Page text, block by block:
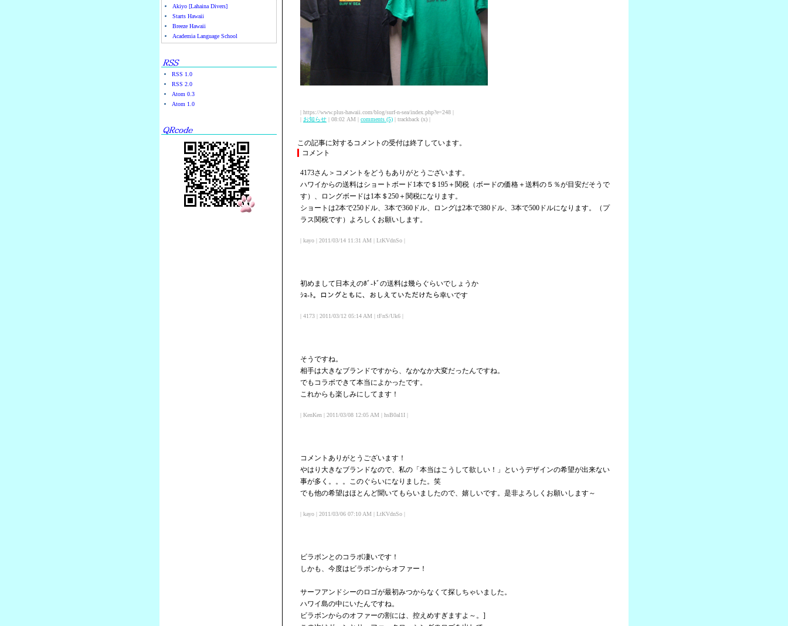
Akiyo [Lahaina Divers]
Starts Hawaii
Breeze Hawaii
Academia Language School
RSS 1.0
RSS 2.0
Atom 0.3
Atom 1.0
| https://www.plus-hawaii.com/blog/surf-n-sea/index.php?e=248 |
| お知らせ | 08:02 AM | comments (5) | trackback (x) |
この記事に対するコメントの受付は終了しています。
コメント
4173さん＞コメントをどうもありがとうございます。
ハワイからの送料はショートボード1本で＄195＋関税（ボードの価格＋送料の５％が目安だそうで
す）、ロングボードは1本＄250＋関税になります。
ショートは2本で250ドル、3本で360ドル、ロングは2本で380ドル、3本で500ドルになります。（プ
ラス関税です）よろしくお願いします。
| kayo | 2011/03/14 11:31 AM | LtKVdnSo |
初めまして日本えのﾎﾞ-ﾄﾞの送料は幾らぐらいでしょうか
ｼｮ-ﾄ。ロングともに、おしえていただけたら幸いです
| 4173 | 2011/03/12 05:14 AM | tFnS/Uk6 |
そうですね。
相手は大きなブランドですから、なかなか大変だったんですね。
でもコラボできて本当によかったです。
これからも楽しみにしてます！
| KenKen | 2011/03/08 12:05 AM | hsB0al1I |
コメントありがとうございます！
やはり大きなブランドなので、私の「本当はこうして欲しい！」というデザインの希望が出来ない
事が多く。。。このぐらいになりました。笑
でも他の希望はほとんど聞いてもらいましたので、嬉しいです。是非よろしくお願いします～
| kayo | 2011/03/06 07:10 AM | LtKVdnSo |
ビラボンとのコラボ凄いです！
しかも、今度はビラボンからオファー！
サーフアンドシーのロゴが最初みつからなくて探しちゃいました。
ハワイ島の中にいたんですね。
ビラボンからのオファーの割には、控えめすぎますよ～。]